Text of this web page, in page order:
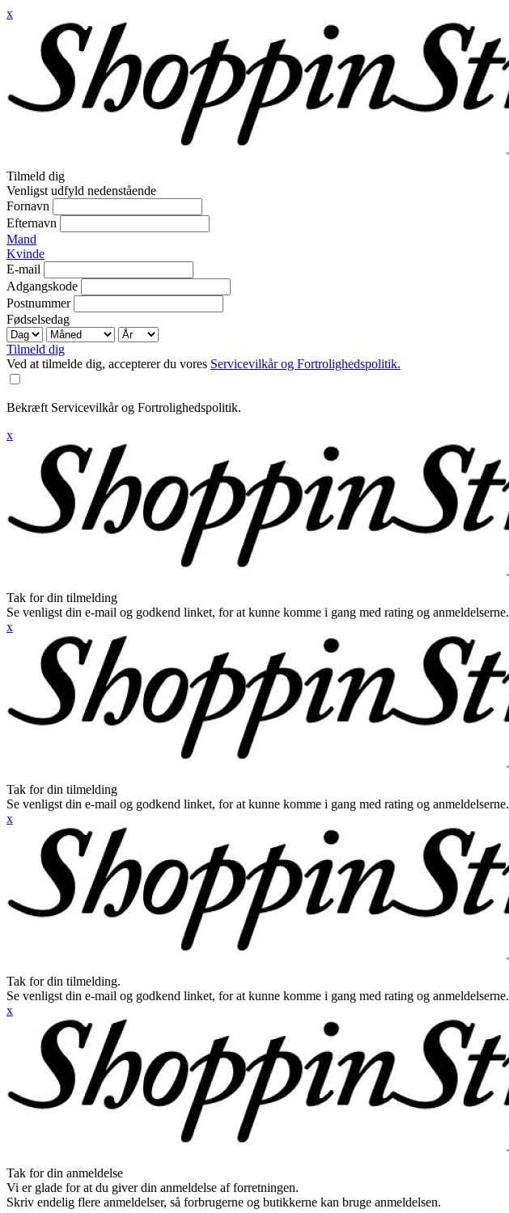
x
Tilmeld dig
Venligst udfyld nedenstående
Fornavn
Efternavn
Mand
Kvinde
E-mail
Adgangskode
Postnummer
Fødselsedag
Tilmeld dig
Ved at tilmelde dig, accepterer du vores Servicevilkår og Fortrolighedspolitik.
Bekræft Servicevilkår og Fortrolighedspolitik.
x
Tak for din tilmelding
Se venligst din e-mail og godkend linket, for at kunne komme i gang med rating og anmeldelserne.
x
Tak for din tilmelding
Se venligst din e-mail og godkend linket, for at kunne komme i gang med rating og anmeldelserne.
x
Tak for din tilmelding.
Se venligst din e-mail og godkend linket, for at kunne komme i gang med rating og anmeldelserne.
x
Tak for din anmeldelse
Vi er glade for at du giver din anmeldelse af forretningen.
Skriv endelig flere anmeldelser, så forbrugerne og butikkerne kan bruge anmeldelsen.